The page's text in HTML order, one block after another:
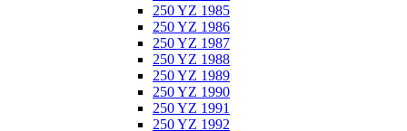
250 YZ 1985
250 YZ 1986
250 YZ 1987
250 YZ 1988
250 YZ 1989
250 YZ 1990
250 YZ 1991
250 YZ 1992